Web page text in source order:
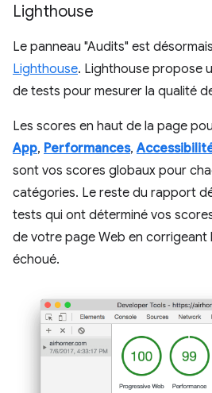
Lighthouse
Le panneau "Audits" est
Lighthouse. Lighthouse propose
de tests pour mesurer la qualité
Les scores en haut de la page
App, Performances,
sont vos scores globaux pour
catégories. Le reste du rapport
tests qui ont déterminé vos
de votre page Web en corrigeant
échoué.